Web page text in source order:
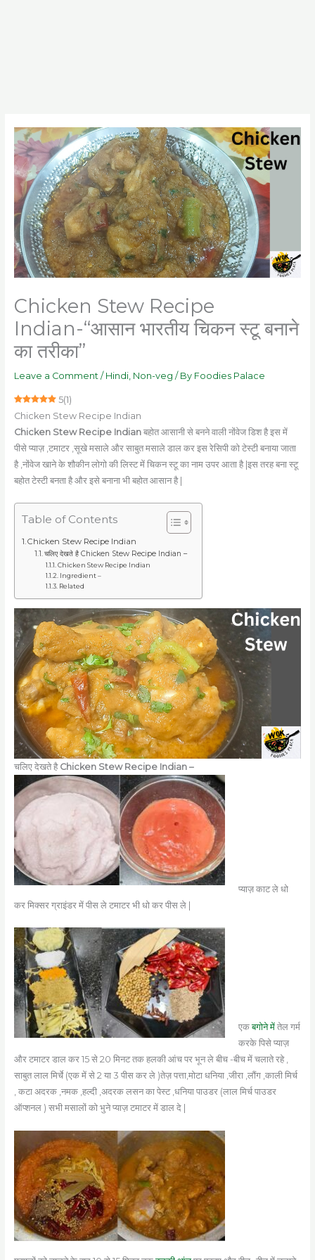
Chicken Stew Recipe
Indian-“आसान भारतीय चिकन स्टू बनाने
का तरीका”
Leave a Comment / Hindi, Non-veg / By Foodies Palace
5(1)
Chicken Stew Recipe Indian
Chicken Stew Recipe Indian बहोत आसानी से बनने वाली नोंवेज डिश है इस में
पीसे प्याज़ ,टमाटर ,सूखे मसाले और साबुत मसाले डाल कर इस रेसिपी को टेस्टी बनाया जाता
है ,नोंवेज खाने के शौकीन लोगो की लिस्ट में चिकन स्टू का नाम उपर आता है |इस तरह बना स्टू
बहोत टेस्टी बनता है और इसे बनाना भी बहोत आसान है |
Table of Contents
Chicken Stew Recipe Indian
चलिए देखते है Chicken Stew Recipe Indian –
Chicken Stew Recipe Indian
Ingredient –
Related
चलिए देखते है Chicken Stew Recipe Indian –
प्याज़ काट ले धो
कर मिक्सर ग्राइंडर में पीस ले टमाटर भी धो कर पीस ले |
एकबगोने मेंतेल गर्म
करके पिसे प्याज़
और टमाटर डाल कर 15 से 20 मिनट तक हलकी आंच पर भून ले बीच -बीच में चलाते रहे ,
साबुत लाल मिर्चे (एक में से 2 या 3 पीस कर ले )तेज़ पत्ता,मोटा धनिया ,जीरा ,लौंग ,काली मिर्च
, कटा अदरक ,नमक ,हल्दी ,अदरक लसन का पेस्ट ,धनिया पाउडर (लाल मिर्च पाउडर
ऑप्शनल ) सभी मसालों को भुने प्याज़ टमाटर में डाल दे |